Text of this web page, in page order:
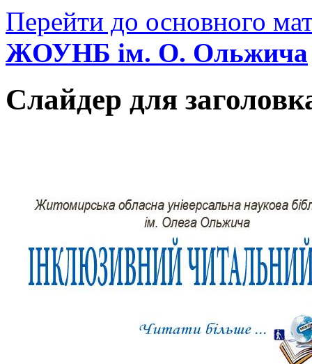
Перейти до основного
ЖОУНБ ім. О. Ольжича
Слайдер для